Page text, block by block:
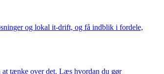
og lokal it-drift, og få indblik i fordele,
at tænke over det. Læs hvordan du gør